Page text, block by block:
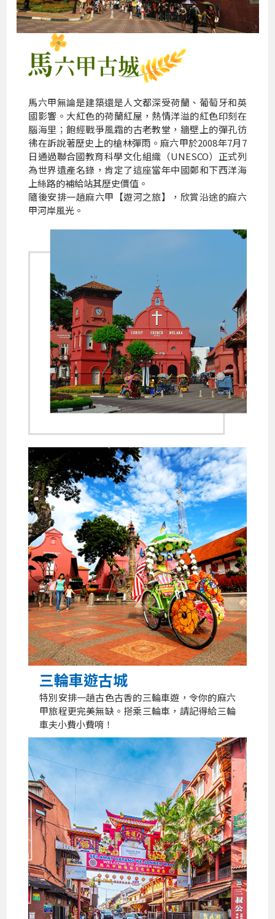
馬六甲無論是建築還是人文都深受荷蘭、葡萄牙和英
國影響。大紅色的荷蘭紅屋，熱情洋溢的紅色印刻在
腦海里；飽經戰爭風霜的古老教堂，牆壁上的彈孔彷
彿在訴說著歷史上的槍林彈雨。麻六甲於2008年7月7
日通過聯合國教育科學文化組織（UNESCO）正式列
為世界遺產名錄，肯定了這座當年中國鄭和下西洋海
上絲路的補給站其歷史價值。
隨後安排一趟麻六甲【遊河之旅】，欣賞沿途的麻六
甲河岸風光。
三輪車遊古城
特別安排一趟古色古香的三輪車遊，令你的麻六
甲旅程更完美無缺。搭乘三輪車，請記得給三輪
車夫小費小費唷！